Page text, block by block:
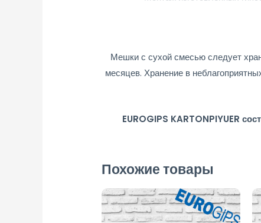
Мешки с сухой смесью следует
месяцев. Хранение в
EUROGIPS KARTONPIYUER
Похожие товары